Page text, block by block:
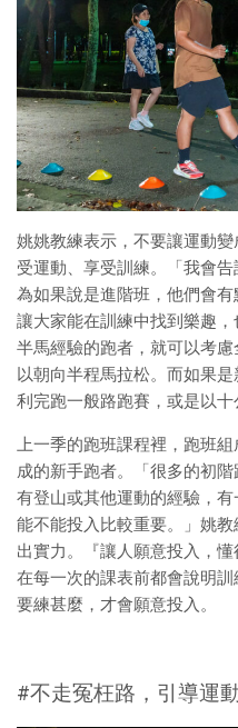
姚姚教練表示，不要讓運動
受運動、享受訓練。「我會
為如果說是進階班，他們會
讓大家能在訓練中找到樂趣
半馬經驗的跑者，就可以考
以朝向半程馬拉松。而如果
利完跑一般路跑賽，或是以十
上一季的跑班課程裡，跑班
成的新手跑者。「很多的初
有登山或其他運動的經驗，
能不能投入比較重要。」姚
出實力。『讓人願意投入，
在每一次的課表前都會說明
要練甚麼，才會願意投入。
#不走冤枉路，引導運